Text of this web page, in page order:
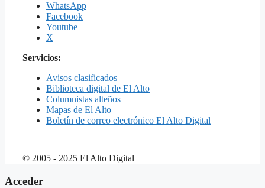
WhatsApp
Facebook
Youtube
X
Servicios:
Avisos clasificados
Biblioteca digital de El Alto
Columnistas alteños
Mapas de El Alto
Boletín de correo electrónico El Alto Digital
© 2005 - 2025 El Alto Digital
Acceder